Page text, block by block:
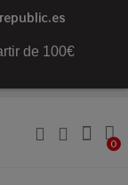
de 100€